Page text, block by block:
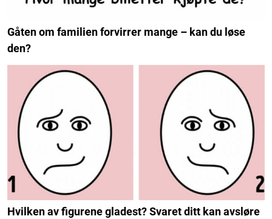
Gåten om familien forvirrer mange – kan du løse
den?
Hvilken av figurene gladest? Svaret ditt kan avsløre